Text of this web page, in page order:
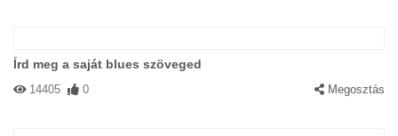
Írd meg a saját blues szöveged
14405 0 Megosztás